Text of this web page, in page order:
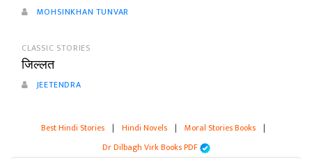
MOHSINKHAN TUNVAR
CLASSIC STORIES
जिल्लत
JEETENDRA
Best Hindi Stories | Hindi Novels | Moral Stories Books |
Dr Dilbagh Virk Books PDF